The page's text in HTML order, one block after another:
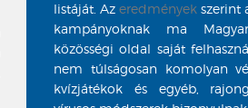
listáját. Azeredmények szerint
kampányoknak ma
közösségi oldal saját
nem túlságosan komolyan
kvízjátékok és egyéb,